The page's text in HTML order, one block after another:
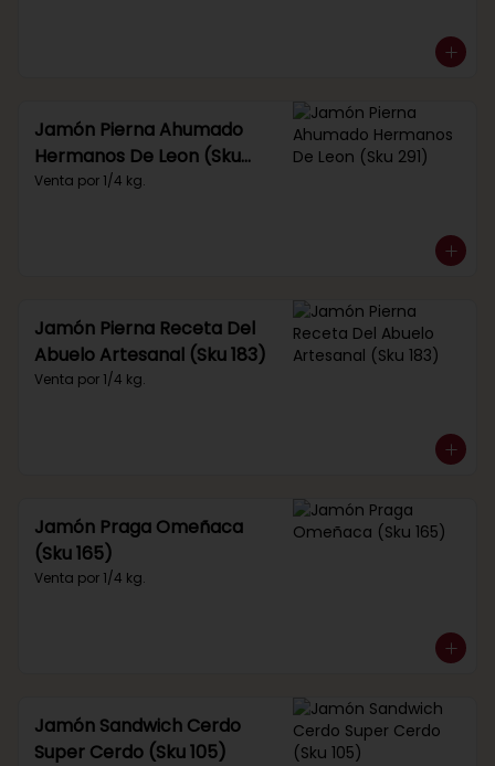
Jamón Pierna Ahumado
Hermanos De Leon (Sku
291)
Venta por 1/4 kg.
Jamón Pierna Receta Del
Abuelo Artesanal (Sku 183)
Venta por 1/4 kg.
Jamón Praga Omeñaca
(Sku 165)
Venta por 1/4 kg.
Jamón Sandwich Cerdo
Super Cerdo (Sku 105)